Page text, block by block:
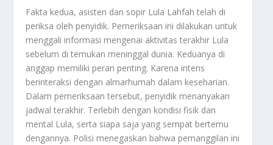
Fakta kedua, asisten dan sopir Lula Lahfah telah di
periksa oleh penyidik. Pemeriksaan ini dilakukan untuk
menggali informasi mengenai aktivitas terakhir Lula
sebelum di temukan meninggal dunia. Keduanya di
anggap memiliki peran penting. Karena intens
berinteraksi dengan almarhumah dalam keseharian.
Dalam pemeriksaan tersebut, penyidik menanyakan
jadwal terakhir. Terlebih dengan kondisi fisik dan
mental Lula, serta siapa saja yang sempat bertemu
dengannya. Polisi menegaskan bahwa pemanggilan ini